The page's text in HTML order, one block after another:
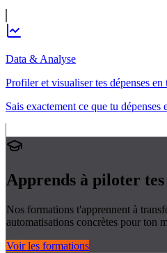
Data & Analyse
Profiler et visualiser tes dépenses en
Sais exactement ce que tu
Apprends à piloter
Nos formations t'apprennent à
automatisations concrètes pour ton
Voir les formations